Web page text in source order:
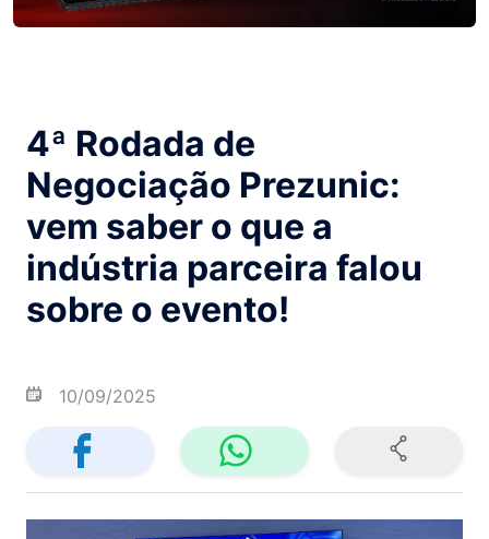
4ª Rodada de
Negociação Prezunic:
vem saber o que a
indústria parceira falou
sobre o evento!
10/09/2025